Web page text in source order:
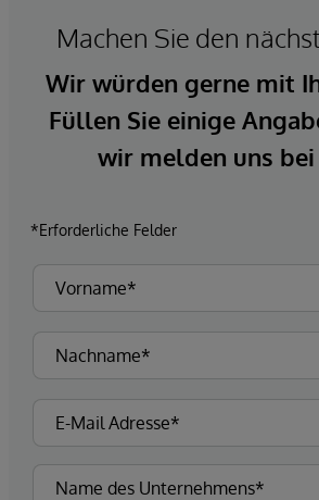
Machen Sie den
Wir würden gerne mit
Füllen Sie einige
wir melden uns bei
*Erforderliche Felder